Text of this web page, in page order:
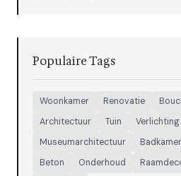
Populaire Tags
Woonkamer Renovatie
Architectuur
Tuin
Verlichting
Museumarchitectuur
Badkamer
Beton
Onderhoud